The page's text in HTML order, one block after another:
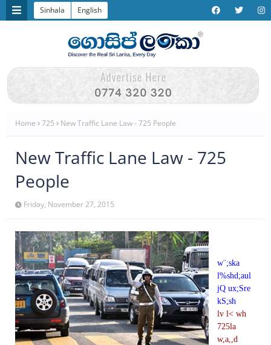
Sinhala English
Home 725 New Traffic Lane Law - 725 People
New Traffic Lane Law - 725
People
Friday, November 27, 2015
w¨‍;ska
l%shd;aul
jQ ux;Sre
kS;sh
lv l< wh
725la
w,a,,d